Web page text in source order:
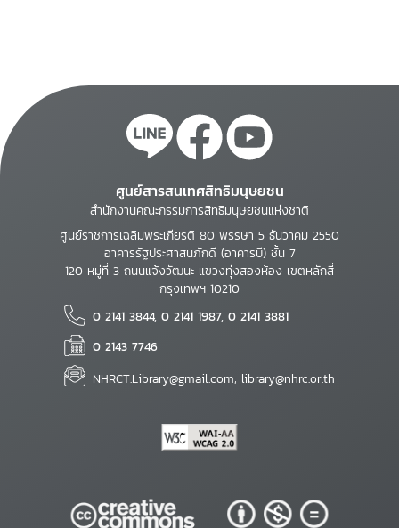
ศูนย์สารสนเทศสิทธิมนุษยชน
สำนักงานคณะกรรมการสิทธิมนุษยชนแห่งชาติ
ศูนย์ราชการเฉลิมพระเกียรติ 80 พรรษา 5 ธันวาคม 2550
อาคารรัฐประศาสนภักดี (อาคารบี) ชั้น 7
120 หมู่ที่ 3 ถนนแจ้งวัฒนะ แขวงทุ่งสองห้อง เขตหลักสี่
กรุงเทพฯ 10210
0 2141 3844, 0 2141 1987, 0 2141 3881
0 2143 7746
NHRCT.Library@gmail.com; library@nhrc.or.th